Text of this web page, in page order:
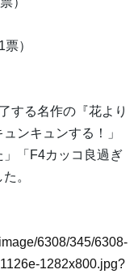
）
する名作の『花より
ンキュンする！」
」「F4カッコ良過ぎ
。
6308/345/6308-
1282x800.jpg?